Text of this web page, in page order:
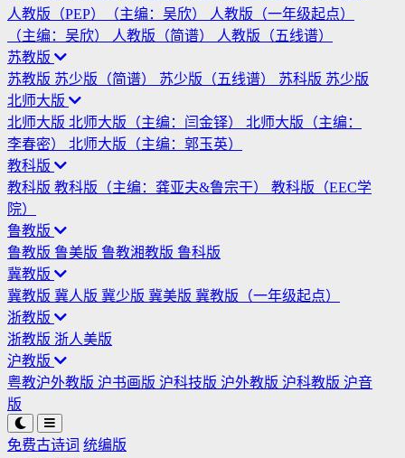
人教版（PEP）（主编：吴欣）
人教版（一年级起点）
（主编：吴欣）
人教版（简谱）
人教版（五线谱）
苏教版
苏教版 苏少版（简谱） 苏少版（五线谱） 苏科版 苏少版
北师大版
北师大版 北师大版（主编：闫金铎） 北师大版（主编：
李春密） 北师大版（主编：郭玉英）
教科版
教科版 教科版（主编：龚亚夫&鲁宗干） 教科版（EEC学
院）
鲁教版
鲁教版 鲁美版 鲁教湘教版 鲁科版
冀教版
冀教版 冀人版 冀少版 冀美版 冀教版（一年级起点）
浙教版
浙教版 浙人美版
沪教版
粤教沪外教版 沪书画版 沪科技版 沪外教版 沪科教版 沪音
版
免费古诗词 统编版